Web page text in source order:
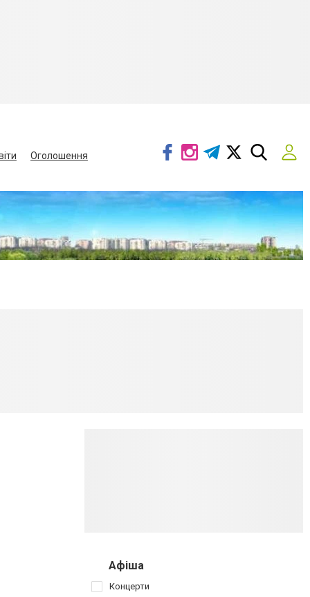
Оголошення
Афіша
Концерти